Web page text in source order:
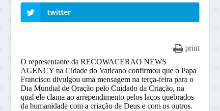
twitter
print
O representante da RECOWACERAO NEWS
AGENCY na Cidade do Vaticano confirmou que o Papa
Francisco divulgou uma mensagem na terça-feira para o
Dia Mundial de Oração pelo Cuidado da Criação, na
qual ele clama ao arrependimento pelos laços quebrados
da humanidade com a criação de Deus e com os outros.